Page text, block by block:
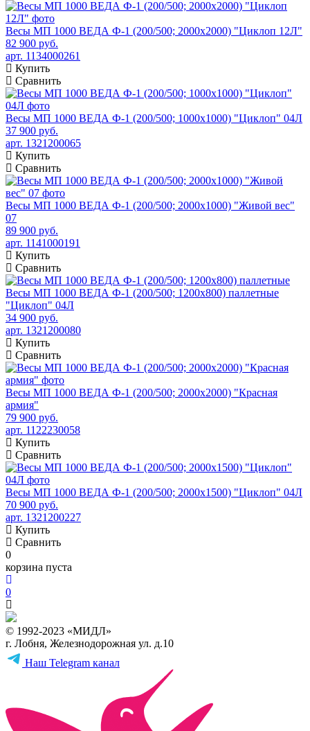
Весы МП 1000 ВЕДА Ф-1 (200/500; 2000х2000) "Циклоп 12Л"
82 900 руб.
арт. 1134000261
Купить
Сравнить
Весы МП 1000 ВЕДА Ф-1 (200/500; 1000х1000) "Циклоп" 04Л
37 900 руб.
арт. 1321200065
Купить
Сравнить
Весы МП 1000 ВЕДА Ф-1 (200/500; 2000х1000) "Живой вес"
07
89 900 руб.
арт. 1141000191
Купить
Сравнить
Весы МП 1000 ВЕДА Ф-1 (200/500; 1200х800) паллетные
"Циклоп" 04Л
34 900 руб.
арт. 1321200080
Купить
Сравнить
Весы МП 1000 ВЕДА Ф-1 (200/500; 2000х2000) "Красная
армия"
79 900 руб.
арт. 1122230058
Купить
Сравнить
Весы МП 1000 ВЕДА Ф-1 (200/500; 2000х1500) "Циклоп" 04Л
70 900 руб.
арт. 1321200227
Купить
Сравнить
0
корзина пуста
0
© 1992-2023 «МИДЛ»
г. Лобня, Железнодорожная ул. д.10
Наш Telegram канал